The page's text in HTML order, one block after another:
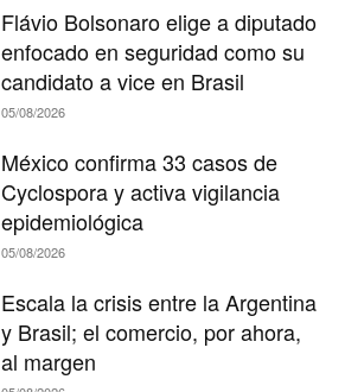
Flávio Bolsonaro elige a diputado
enfocado en seguridad como su
candidato a vice en Brasil
05/08/2026
México confirma 33 casos de
Cyclospora y activa vigilancia
epidemiológica
05/08/2026
Escala la crisis entre la Argentina
y Brasil; el comercio, por ahora,
al margen